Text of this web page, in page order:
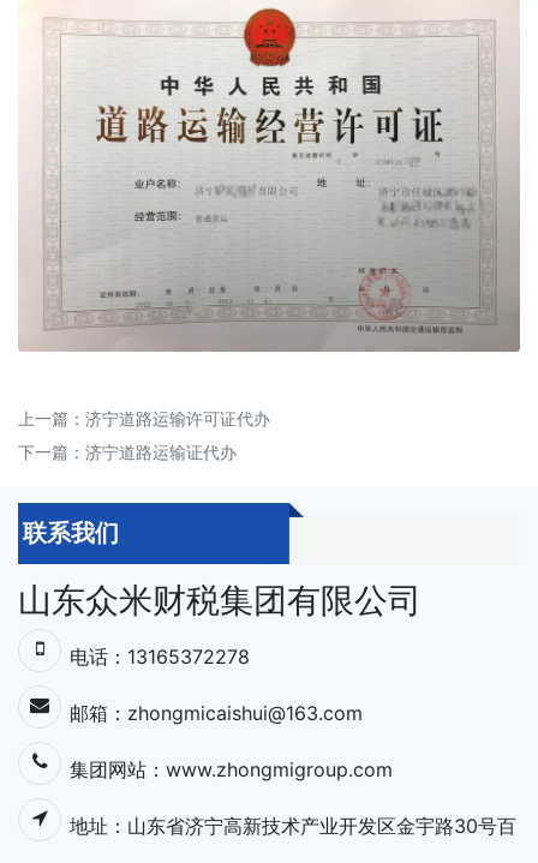
上一篇： 济宁道路运输许可证代办
下一篇： 济宁道路运输证代办
联系我们
山东众米财税集团有限公司
电话：13165372278
邮箱：zhongmicaishui@163.com
集团网站： www.zhongmigroup.com
地址：⼭东省济宁⾼新技术产业开发区⾦宇路30号百